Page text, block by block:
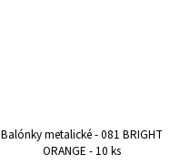
Balónky metalické - 081 BRIGHT
ORANGE - 10 ks